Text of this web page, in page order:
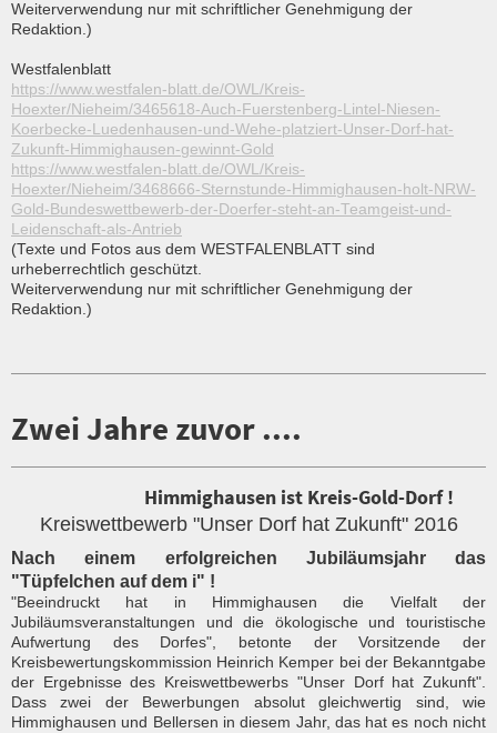
Weiterverwendung nur mit schriftlicher Genehmigung der
Redaktion.)
Westfalenblatt
https://www.westfalen-blatt.de/OWL/Kreis-
Hoexter/Nieheim/3465618-Auch-Fuerstenberg-Lintel-Niesen-
Koerbecke-Luedenhausen-und-Wehe-platziert-Unser-Dorf-hat-
Zukunft-Himmighausen-gewinnt-Gold
https://www.westfalen-blatt.de/OWL/Kreis-
Hoexter/Nieheim/3468666-Sternstunde-Himmighausen-holt-NRW-
Gold-Bundeswettbewerb-der-Doerfer-steht-an-Teamgeist-und-
Leidenschaft-als-Antrieb
(Texte und Fotos aus dem WESTFALENBLATT sind
urheberrechtlich geschützt.
Weiterverwendung nur mit schriftlicher Genehmigung der
Redaktion.)
Zwei Jahre zuvor ....
Himmighausen ist Kreis-Gold-Dorf !
Kreiswettbewerb "Unser Dorf hat Zukunft" 2016
Nach einem erfolgreichen Jubiläumsjahr das
"Tüpfelchen auf dem i" !
"Beeindruckt hat in Himmighausen die Vielfalt der
Jubiläumsveranstaltungen und die ökologische und touristische
Aufwertung des Dorfes", betonte der Vorsitzende der
Kreisbewertungskommission Heinrich Kemper bei der Bekanntgabe
der Ergebnisse des Kreiswettbewerbs "Unser Dorf hat Zukunft".
Dass zwei der Bewerbungen absolut gleichwertig sind, wie
Himmighausen und Bellersen in diesem Jahr, das hat es noch nicht